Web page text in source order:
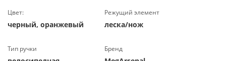
Цвет:
черный, оранжевый
Режущий элемент
леска/нож
Тип ручки Бренд